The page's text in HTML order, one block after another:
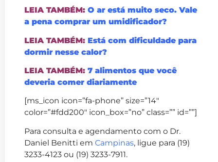
LEIA TAMBÉM: O ar está muito seco. Vale
a pena comprar um umidificador?
LEIA TAMBÉM: Está com dificuldade para
dormir nesse calor?
LEIA TAMBÉM: 7 alimentos que você
deveria comer diariamente
[ms_icon icon=”fa-phone” size=”14″
color=”#fdd200″ icon_box=”no” class=”” id=””]
Para consulta e agendamento com o Dr.
Daniel Benitti em Campinas, ligue para (19)
3233-4123 ou (19) 3233-7911.